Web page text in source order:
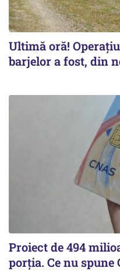
Ultimă oră!
barjelor a fost, din
Proiect de 494
porția. Ce nu spune